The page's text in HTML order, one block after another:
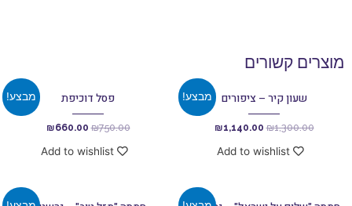
מוצרים קשורים
מבצע! שעון קיר – ציפורים
₪1,300.00
₪1,140.00
Add to wishlist
מבצע! פסל דוכיפת
₪750.00
₪660.00
Add to wishlist